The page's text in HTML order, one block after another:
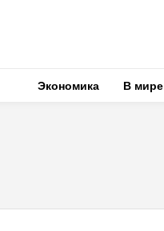
Экономика В мире